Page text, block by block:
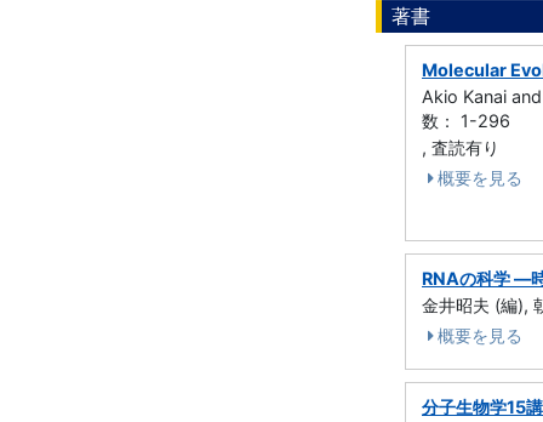
著書
Molecular
Akio Kanai
数： 1-296
, 査読有り
概要を見る
RNAの科学 ―
金井昭夫 (編),
概要を見る
分子生物学15